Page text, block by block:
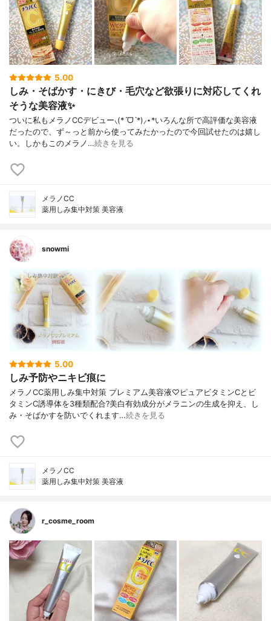
5.00
しみ・そばかす・にきび・毛穴など欲張りに対応してくれ
そうな美容液✨
ついに私もメラノCCデビュー⸜(*ˊᗜˋ*)⸝⋆*いろんな所で高評価な美容液
だったので、ず～っと前から使ってみたかったので今回試せたのは嬉し
い。しかもこのメラノ…続きを見る
メラノCC
薬用しみ集中対策 美容液
snowmi
5.00
しみ予防やニキビ痕に
メラノCC薬用しみ集中対策 プレミアム美容液♡ピュアビタミンCとビ
タミンC誘導体を3種類配合?美白有効成分がメラニンの生成を抑え、し
み・そばかすを防いでくれます…続きを見る
メラノCC
薬用しみ集中対策 美容液
r_cosme_room